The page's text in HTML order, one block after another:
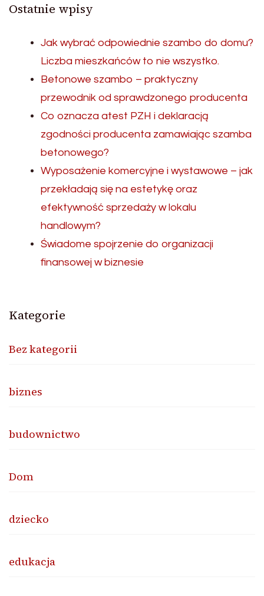
Ostatnie wpisy
Jak wybrać odpowiednie szambo do domu?
Liczba mieszkańców to nie wszystko.
Betonowe szambo – praktyczny
przewodnik od sprawdzonego producenta
Co oznacza atest PZH i deklaracją
zgodności producenta zamawiając szamba
betonowego?
Wyposażenie komercyjne i wystawowe – jak
przekładają się na estetykę oraz
efektywność sprzedaży w lokalu
handlowym?
Świadome spojrzenie do organizacji
finansowej w biznesie
Kategorie
Bez kategorii
biznes
budownictwo
Dom
dziecko
edukacja